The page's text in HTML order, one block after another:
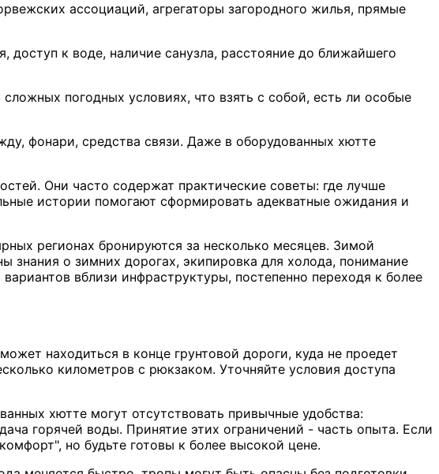
ассоциаций, агрегаторы загородного жилья, прямые
доступ к воде, наличие санузла, расстояние до ближайшего
погодных условиях, что взять с собой, есть ли особые
фонари, средства связи. Даже в оборудованных хютте
Они часто содержат практические советы: где лучше
истории помогают сформировать адекватные ожидания и
регионах бронируются за несколько месяцев. Зимой
знания о зимних дорогах, экипировка для холода, понимание
вблизи инфраструктуры, постепенно переходя к более
находиться в конце грунтовой дороги, куда не проедет
километров с рюкзаком. Уточняйте условия доступа
хютте могут отсутствовать привычные удобства:
горячей воды. Принятие этих ограничений - часть опыта. Если
но будьте готовы к более высокой цене.